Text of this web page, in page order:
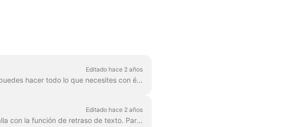
Editado hace 2 años
El texto agrupado es la mejor manera de hacerlo. En el 99% de los casos, puedes hacer todo lo que necesites con él. Sin embargo, a veces es posible que desee crear uno o dos...
Editado hace 2 años
Puedes controlar fácilmente el tiempo que el texto se mostrará en la pantalla con la función de retraso de texto. Para utilizarla, asegúrate de que el texto tiene varias líneas en un si...